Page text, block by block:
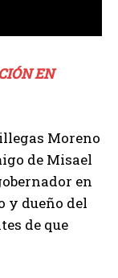
EN
Moreno
de Misael
en
y dueño del
de que